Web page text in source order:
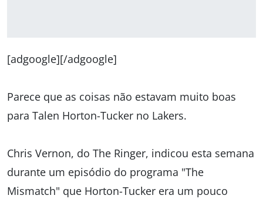
[adgoogle][/adgoogle]
Parece que as coisas não estavam muito boas
para Talen Horton-Tucker no Lakers.
Chris Vernon, do The Ringer, indicou esta semana
durante um episódio do programa "The
Mismatch" que Horton-Tucker era um pouco